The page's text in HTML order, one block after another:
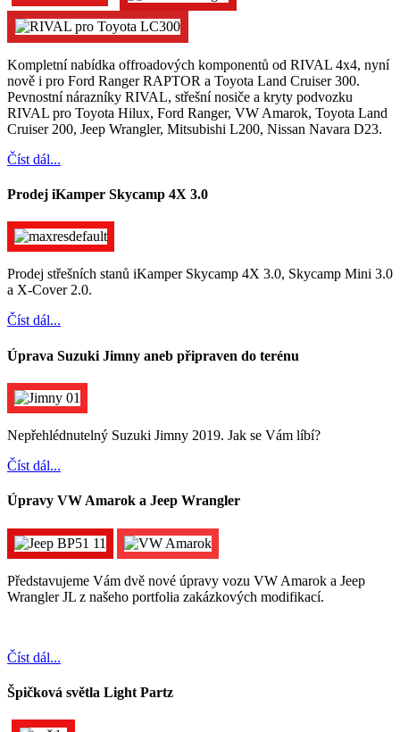
Kompletní nabídka offroadových komponentů od RIVAL 4x4, nyní
nově i pro Ford Ranger RAPTOR a Toyota Land Cruiser 300.
Pevnostní nárazníky RIVAL, střešní nosiče a kryty podvozku
RIVAL pro Toyota Hilux, Ford Ranger, VW Amarok, Toyota Land
Cruiser 200, Jeep Wrangler, Mitsubishi L200, Nissan Navara D23.
Číst dál...
Prodej iKamper Skycamp 4X 3.0
Prodej střešních stanů iKamper Skycamp 4X 3.0, Skycamp Mini 3.0
a X-Cover 2.0.
Číst dál...
Úprava Suzuki Jimny aneb připraven do terénu
Nepřehlédnutelný Suzuki Jimny 2019. Jak se Vám líbí?
Číst dál...
Úpravy VW Amarok a Jeep Wrangler
Představujeme Vám dvě nové úpravy vozu VW Amarok a Jeep
Wrangler JL z našeho portfolia zakázkových modifikací.
Číst dál...
Špičková světla Light Partz